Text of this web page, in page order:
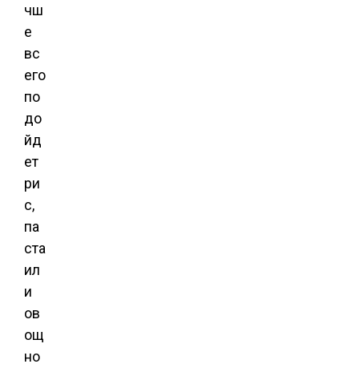
чш
е
вс
его
по
до
йд
ет
ри
с,
па
ста
ил
и
ов
ощ
но